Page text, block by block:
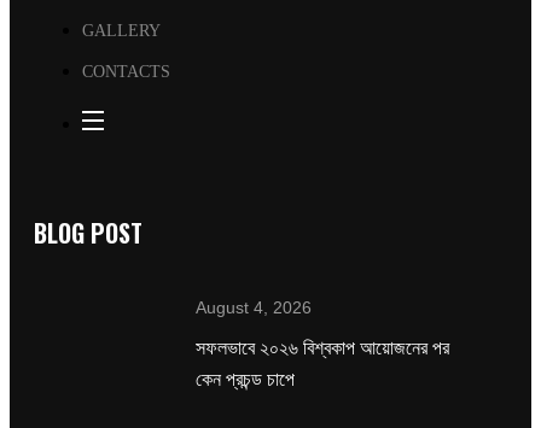
GALLERY
CONTACTS
BLOG POST
August 4, 2026
সফলভাবে ২০২৬ বিশ্বকাপ আয়োজনের পর
কেন প্রচন্ড চাপে